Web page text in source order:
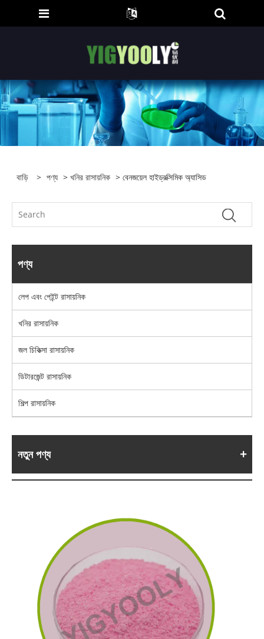
বাড়ি > পণ্য >খনির রাসায়নিক > বেনজয়েল হাইড্রক্সিমিক অ্যাসিড
পণ্য
লেপ এবং পেইন্ট রাসায়নিক
খনির রাসায়নিক
জল চিকিত্সা রাসায়নিক
ডিটারজেন্ট রাসায়নিক
শিল্প রাসায়নিক
নতুন পণ্য